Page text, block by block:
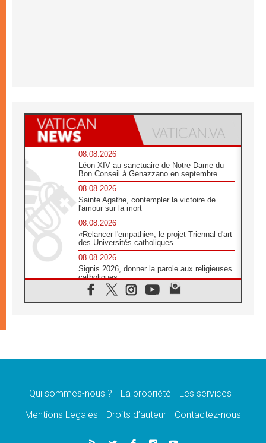
08.08.2026
Léon XIV au sanctuaire de Notre Dame du
Bon Conseil à Genazzano en septembre
08.08.2026
Sainte Agathe, contempler la victoire de
l'amour sur la mort
08.08.2026
«Relancer l'empathie», le projet Triennal d'art
des Universités catholiques
08.08.2026
Signis 2026, donner la parole aux religieuses
catholiques
08.08.2026
Au Bangladesh, l'Église accompagne les
07.08.2026
07.08.2026
le cardinal Parolin
En Colombie, «la paix ne s'achète pas avec
Qui sommes-nous ? La propriété
Les services
Mentions Legales
Droits d’auteur Contactez-nous